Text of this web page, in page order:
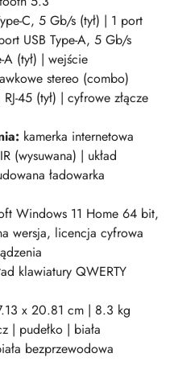
C, 5 Gb/s (tył) | 1 port
USB Type-A, 5 Gb/s
(tył) | wejście
stereo (combo)
45 (tył) | cyfrowe złącze
kamerka internetowa
(wysuwana) | układ
ładowarka
Windows 11 Home 64 bit,
wersja, licencja cyfrowa
klawiatury QWERTY
x 20.81 cm | 8.3 kg
| pudełko | biała
bezprzewodowa